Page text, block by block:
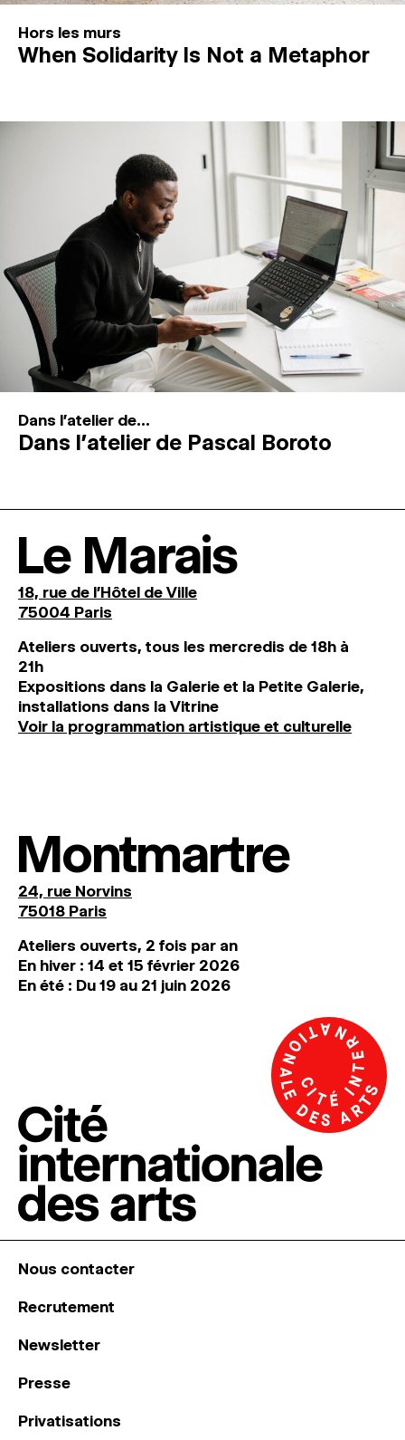
Hors les murs
When Solidarity Is Not a Metaphor
Dans l'atelier de...
Dans l’atelier de Pascal Boroto
Le Marais
18, rue de l'Hôtel de Ville
75004 Paris
Ateliers ouverts, tous les mercredis de 18h à
21h
Expositions dans la Galerie et la Petite Galerie,
installations dans la Vitrine
Voir la programmation artistique et culturelle
Montmartre
24, rue Norvins
75018 Paris
Ateliers ouverts, 2 fois par an
En hiver : 14 et 15 février 2026
En été : Du 19 au 21 juin 2026
Nous contacter
Recrutement
Newsletter
Presse
Privatisations